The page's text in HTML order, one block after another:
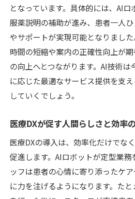
となっています。具体的には、AI
服薬説明の補助が進み、患者一人
やサポートが実現可能となりまし
時間の短縮や案内の正確性向上が
の向上へとつながります。AI技術は
に応じた最適なサービス提供を支
していくでしょう。
医療DXが促す人間らしさと効率
医療DXの導入は、効率化だけでな
促進します。AIロボットが定型業務
ッフは患者の心情に寄り添ったケ
に力を注げるようになります。た